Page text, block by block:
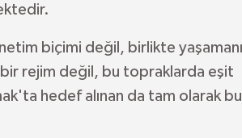
biçimi değil, birlikte
rejim değil, bu topraklarda eşit
hedef alınan da tam olarak bu